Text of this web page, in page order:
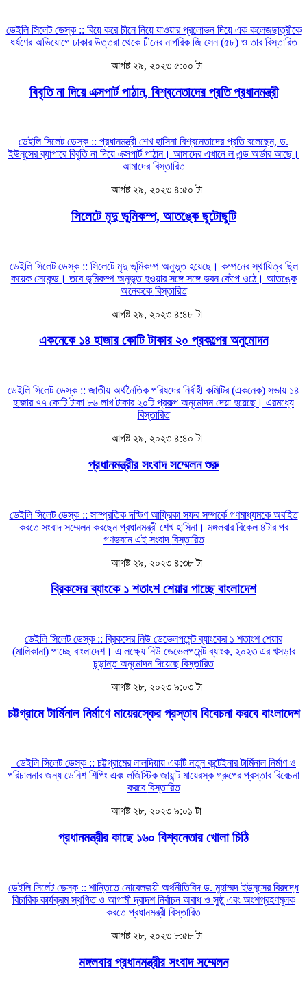
ডেইলি সিলেট ডেস্ক :: বিয়ে করে চীনে নিয়ে যাওয়ার প্রলোভন দিয়ে এক কলেজছাত্রীকে
ধর্ষণের অভিযোগে ঢাকার উত্তরা থেকে চীনের নাগরিক জি সেন (৫৮) ও তারবিস্তারিত
আগষ্ট ২৯, ২০২৩ ৫:০০ টা
বিবৃতি না দিয়ে এক্সপার্ট পাঠান, বিশ্বনেতাদের প্রতি প্রধানমন্ত্রী
ডেইলি সিলেট ডেস্ক :: প্রধানমন্ত্রী শেখ হাসিনা বিশ্বনেতাদের প্রতি বলেছেন, ড.
ইউনূসের ব্যাপারে বিবৃতি না দিয়ে এক্সপার্ট পাঠান। আমাদের এখানে ল এন্ড অর্ডার আছে।
আমাদেরবিস্তারিত
আগষ্ট ২৯, ২০২৩ ৪:৫০ টা
সিলেটে মৃদু ভূমিকম্প, আতঙ্কে ছুটোছুটি
ডেইলি সিলেট ডেস্ক :: সিলেটে মৃদু ভূমিকম্প অনুভূত হয়েছে। কম্পনের স্থায়িত্ব ছিল
কয়েক সেকেন্ড। তবে ভূমিকম্প অনুভূত হওয়ার সঙ্গে সঙ্গে ভবন কেঁপে ওঠে। আতঙ্কে
অনেককে বিস্তারিত
আগষ্ট ২৯, ২০২৩ ৪:৪৮ টা
একনেকে ১৪ হাজার কোটি টাকার ২০ প্রকল্পের অনুমোদন
ডেইলি সিলেট ডেস্ক :: জাতীয় অর্থনৈতিক পরিষদের নির্বাহী কমিটির (একনেক) সভায় ১৪
হাজার ৭৭ কোটি টাকা ৮৬ লাখ টাকার ২০টি প্রকল্প অনুমোদন দেয়া হয়েছে। এরমধ্যে
বিস্তারিত
আগষ্ট ২৯, ২০২৩ ৪:৪০ টা
প্রধানমন্ত্রীর সংবাদ সম্মেলন শুরু
ডেইলি সিলেট ডেস্ক :: সাম্প্রতিক দক্ষিণ আফ্রিকা সফর সম্পর্কে গণমাধ্যমকে অবহিত
করতে সংবাদ সম্মেলন করছেন প্রধানমন্ত্রী শেখ হাসিনা। মঙ্গলবার বিকেল ৪টার পর
গণভবনে এই সংবাদ বিস্তারিত
আগষ্ট ২৯, ২০২৩ ৪:৩৮ টা
ব্রিকসের ব্যাংকে ১ শতাংশ শেয়ার পাচ্ছে বাংলাদেশ
ডেইলি সিলেট ডেস্ক :: ব্রিকসের নিউ ডেভেলপমেন্ট ব্যাংকের ১ শতাংশ শেয়ার
(মালিকানা) পাচ্ছে বাংলাদেশ। এ লক্ষ্যে নিউ ডেভেলপমেন্ট ব্যাংক, ২০২৩ এর খসড়ার
চূড়ান্ত অনুমোদন দিয়েছেবিস্তারিত
আগষ্ট ২৮, ২০২৩ ৯:০৩ টা
চট্টগ্রামে টার্মিনাল নির্মাণে মায়েরস্কের প্রস্তাব বিবেচনা করবে বাংলাদেশ
ডেইলি সিলেট ডেস্ক :: চট্টগ্রামের লালদিয়ায় একটি নতুন কন্টেইনার টার্মিনাল নির্মাণ ও
পরিচালনার জন্য ডেনিশ শিপিং এবং লজিস্টিক জায়ান্ট মায়েরস্ক গ্রুপের প্রস্তাব বিবেচনা
করবেবিস্তারিত
আগষ্ট ২৮, ২০২৩ ৯:০১ টা
প্রধানমন্ত্রীর কাছে ১৬০ বিশ্বনেতার খোলা চিঠি
ডেইলি সিলেট ডেস্ক :: শান্তিতে নোবেলজয়ী অর্থনীতিবিদ ড. মুহাম্মদ ইউনূসের বিরুদ্ধে
বিচারিক কার্যক্রম স্থগিত ও আগামী দ্বাদশ নির্বাচন অবাধ ও সুষ্ঠু এবং অংশগ্রহণমূলক
করতে প্রধানমন্ত্রী বিস্তারিত
আগষ্ট ২৮, ২০২৩ ৮:৫৮ টা
মঙ্গলবার প্রধানমন্ত্রীর সংবাদ সম্মেলন